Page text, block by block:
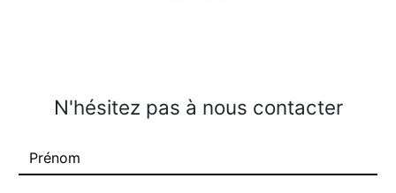
N'hésitez pas à nous contacter